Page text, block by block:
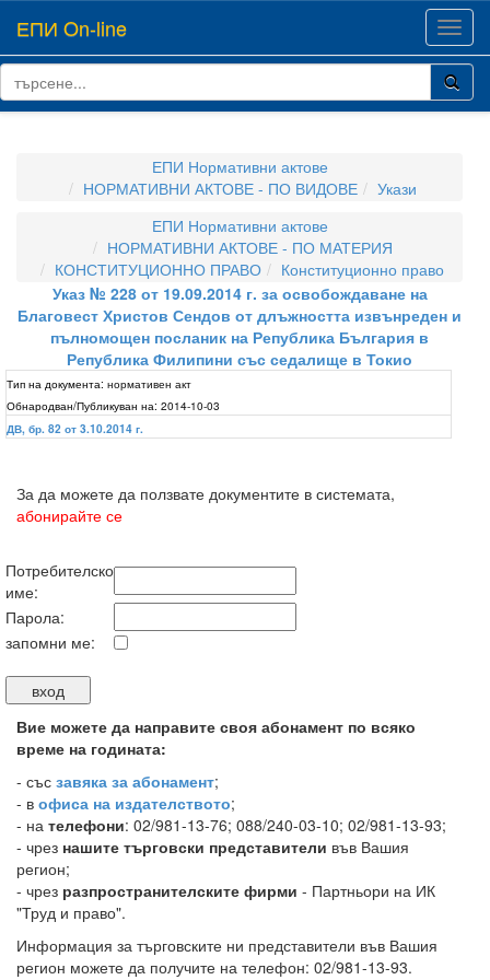
ЕПИ On-line
ЕПИ Нормативни актове
НОРМАТИВНИ АКТОВЕ - ПО ВИДОВЕ
Укази
ЕПИ Нормативни актове
НОРМАТИВНИ АКТОВЕ - ПО МАТЕРИЯ
КОНСТИТУЦИОННО ПРАВО
Конституционно право
Указ № 228 от 19.09.2014 г. за освобождаване на
Благовест Христов Сендов от длъжността извънреден и
пълномощен посланик на Република България в
Република Филипини със седалище в Токио
Тип на документа: нормативен акт
Обнародван/Публикуван на: 2014-10-03
ДВ, бр. 82 от 3.10.2014 г.
За да можете да ползвате документите в системата,
абонирайте се
Потребителско
име:
Парола:
запомни ме:
Вие можете да направите своя абонамент по всяко
време на годината:
- със завяка за абонамент;
- в офиса на издателството;
- на телефони: 02/981-13-76; 088/240-03-10; 02/981-13-93;
- чрез нашите търговски представители във Вашия
регион;
- чрез разпространителските фирми - Партньори на ИК
"Труд и право".
Информация за търговските ни представители във Вашия
регион можете да получите на телефон: 02/981-13-93.